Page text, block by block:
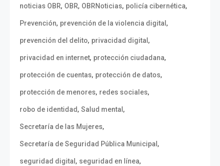
noticias OBR, OBR, OBRNoticias, policía cibernética,
Prevención, prevención de la violencia digital ,
prevención del delito, privacidad digital ,
privacidad en internet, protección ciudadana,
protección de cuentas, protección de datos,
protección de menores, redes sociales,
robo de identidad, Salud mental ,
Secretaría de las Mujeres,
Secretaría de Seguridad Pública Municipal ,
seguridad digital , seguridad en línea,